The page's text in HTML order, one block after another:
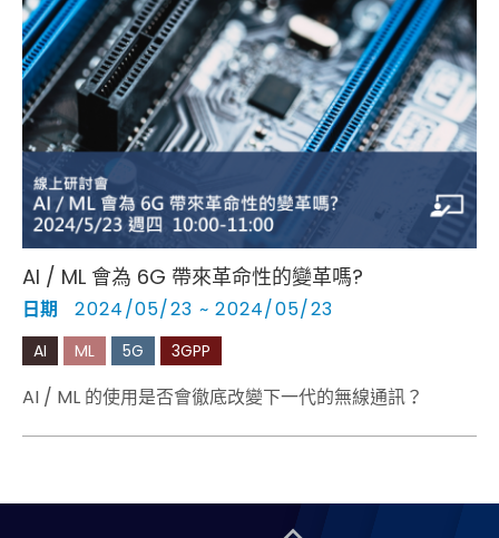
AI / ML 會為 6G 帶來革命性的變革嗎?
日期 2024/05/23 ~ 2024/05/23
AI ML 5G 3GPP
AI / ML 的使用是否會徹底改變下一代的無線通訊？